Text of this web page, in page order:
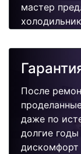
мастер
После
даже по
долгие
дискомфорт